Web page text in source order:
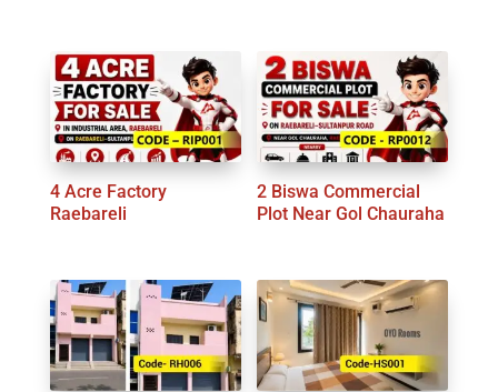
4 Acre Factory
Raebareli
2 Biswa Commercial
Plot Near Gol Chauraha